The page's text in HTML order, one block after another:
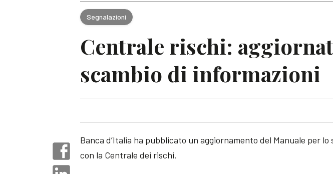
Segnalazioni
Centrale rischi:
scambio di informazioni
Banca d’Italia ha pubblicato un aggiornamento del Manuale per
con la Centrale dei rischi.